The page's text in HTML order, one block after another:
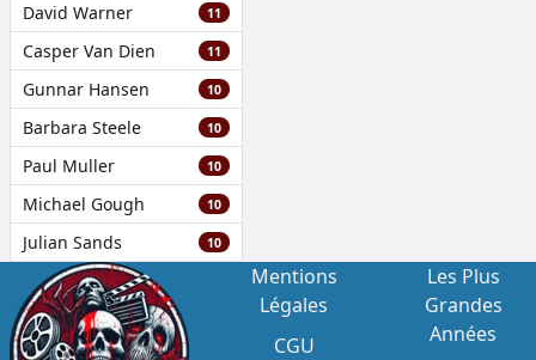
David Warner 11
Casper Van Dien 11
Gunnar Hansen 10
Barbara Steele 10
Paul Muller 10
Michael Gough 10
Julian Sands 10
Mentions
Légales
CGU
Les Plus
Grandes
Années